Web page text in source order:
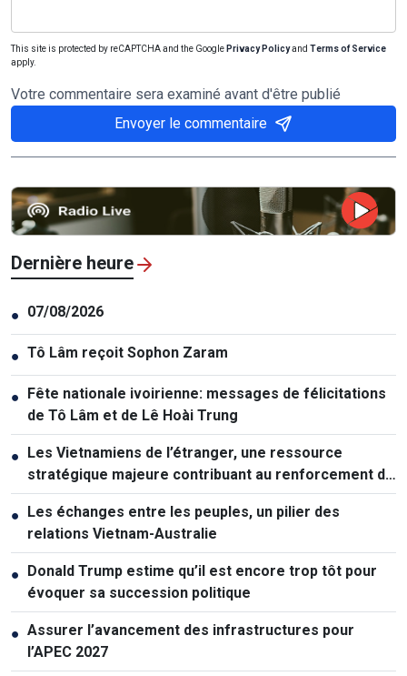
This site is protected by reCAPTCHA and the Google Privacy Policyand Terms of Service
apply.
Votre commentaire sera examiné avant d'être publié
Envoyer le commentaire
Dernière heure
● 07/08/2026
● Tô Lâm reçoit Sophon Zaram
● Fête nationale ivoirienne: messages de félicitations
de Tô Lâm et de Lê Hoài Trung
● Les Vietnamiens de l’étranger, une ressource
stratégique majeure contribuant au renforcement de
la puissance nationale
● Les échanges entre les peuples, un pilier des
relations Vietnam-Australie
● Donald Trump estime qu’il est encore trop tôt pour
évoquer sa succession politique
● Assurer l’avancement des infrastructures pour
l’APEC 2027